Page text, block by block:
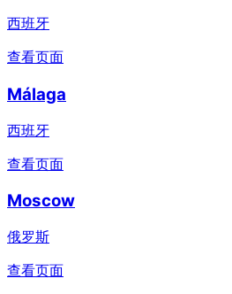
西班牙
查看页面
Málaga
西班牙
查看页面
Moscow
俄罗斯
查看页面